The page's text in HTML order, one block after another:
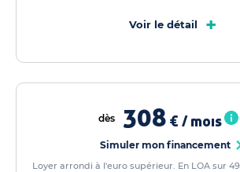
Voir le détail +
dès 308 € / mois
Simuler mon financement
Loyer arrondi à l'euro supérieur. En LOA sur